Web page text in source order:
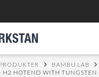
BAMBU LAB
H2 HOTEND WITH